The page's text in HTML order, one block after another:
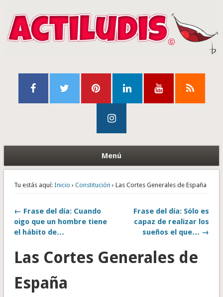
Menú
Tu estás aquí: Inicio › Constitución › Las Cortes Generales de España
← Frase del día: Cuando
oigo que un hombre tiene
el hábito de…
Frase del día: Sólo es
capaz de realizar los
sueños el que… →
Las Cortes Generales de
España